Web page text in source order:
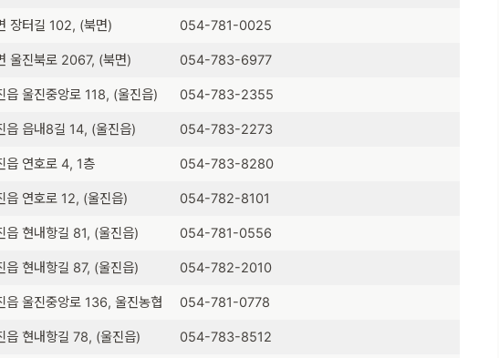
장터길 102, (북면) 054-781-0025
울진북로 2067, (북면) 054-783-6977
읍 울진중앙로 118, (울진읍) 054-783-2355
읍 읍내8길 14, (울진읍) 054-783-2273
읍 연호로 4, 1층 054-783-8280
읍 연호로 12, (울진읍) 054-782-8101
읍 현내항길 81, (울진읍) 054-781-0556
읍 현내항길 87, (울진읍) 054-782-2010
읍 울진중앙로 136, 울진농협 054-781-0778
읍 현내항길 78, (울진읍) 054-783-8512